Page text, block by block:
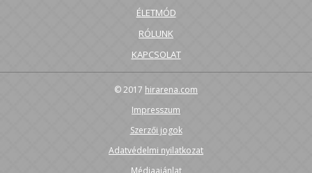
ÉLETMÓD
RÓLUNK
KAPCSOLAT
© 2017 hirarena.com
Impresszum
Szerzői jogok
Adatvédelmi nyilatkozat
Médiaajánlat